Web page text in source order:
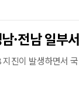
·전남 일부
진이 발생하면서